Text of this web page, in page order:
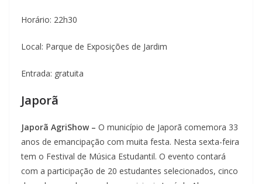
Horário: 22h30
Local: Parque de Exposições de Jardim
Entrada: gratuita
Japorã
Japorã AgriShow – O município de Japorã comemora 33
anos de emancipação com muita festa. Nesta sexta-feira
tem o Festival de Música Estudantil. O evento contará
com a participação de 20 estudantes selecionados, cinco